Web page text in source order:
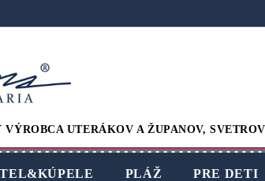
UTERÁKOV A ŽUPANOV,
PLÁŽ PRE DETI